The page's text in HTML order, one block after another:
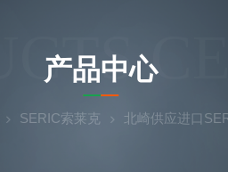
产品中心
SERIC索莱克 北崎供应进口